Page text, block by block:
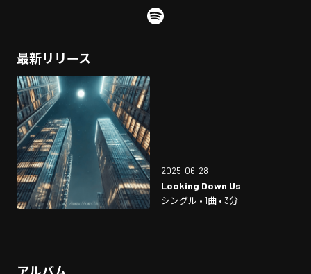
最新リリース
2025-06-28
Looking Down Us
シングル • 1曲 • 3分